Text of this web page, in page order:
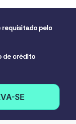
requisitado pelo
de crédito
SE